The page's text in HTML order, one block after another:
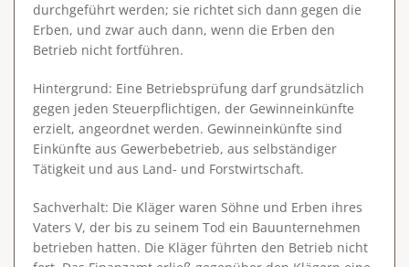
durchgeführt werden; sie richtet sich dann gegen die
Erben, und zwar auch dann, wenn die Erben den
Betrieb nicht fortführen.
Hintergrund: Eine Betriebsprüfung darf grundsätzlich
gegen jeden Steuerpflichtigen, der Gewinneinkünfte
erzielt, angeordnet werden. Gewinneinkünfte sind
Einkünfte aus Gewerbebetrieb, aus selbständiger
Tätigkeit und aus Land- und Forstwirtschaft.
Sachverhalt: Die Kläger waren Söhne und Erben ihres
Vaters V, der bis zu seinem Tod ein Bauunternehmen
betrieben hatten. Die Kläger führten den Betrieb nicht